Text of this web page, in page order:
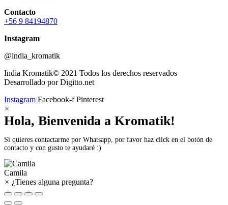
Contacto
+56 9 84194870
Instagram
@india_kromatik
India Kromatik© 2021 Todos los derechos reservados
Desarrollado por Digitto.net
Instagram Facebook-f Pinterest
×
Hola, Bienvenida a Kromatik!
Si quieres contactarme por Whatsapp, por favor haz click en el botón de
contacto y con gusto te ayudaré :)
Camila
× ¿Tienes alguna pregunta?